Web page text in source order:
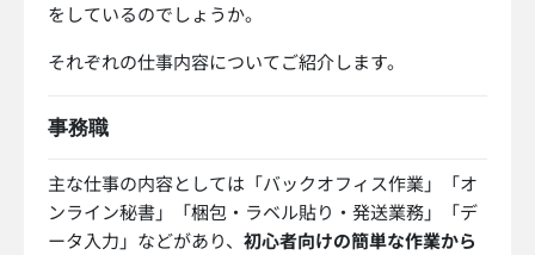
をしているのでしょうか。
それぞれの仕事内容についてご紹介します。
事務職
主な仕事の内容としては「バックオフィス作業」「オ
ンライン秘書」「梱包・ラベル貼り・発送業務」「デ
ータ入力」などがあり、 初心者向けの簡単な作業から